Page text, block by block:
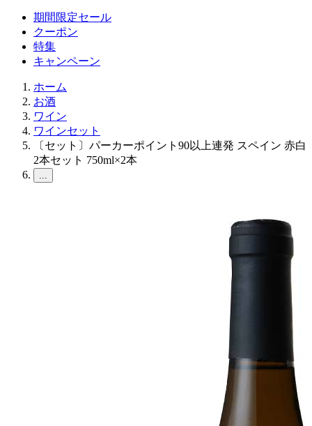
期間限定セール
クーポン
特集
キャンペーン
ホーム
お酒
ワイン
ワインセット
〔セット〕パーカーポイント90以上連発 スペイン 赤白
2本セット 750ml×2本
...